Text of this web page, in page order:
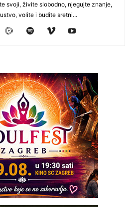
svoji, živite slobodno, njegujte znanje,
volite i budite sretni...